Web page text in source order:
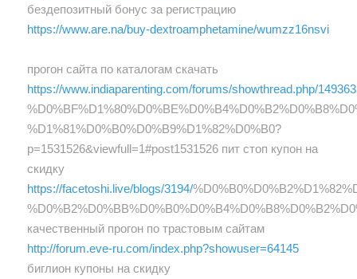
бездепозитный бонус за регистрацию
https://www.are.na/buy-dextroamphetamine/wumzz16nsvi
прогон сайта по каталогам скачать
https://www.indiaparenting.com/forums/showthread.php/
%D1%81%D0%B0%D0%B9%D1%82%D0%B0?
p=1531526&viewfull=1#post1531526 пит стоп купон на
скидку
https://facetoshi.live/blogs/3194/
качественный прогон по трастовым сайтам
http://forum.eve-ru.com/index.php?showuser=64145
биглион купоны на скидку